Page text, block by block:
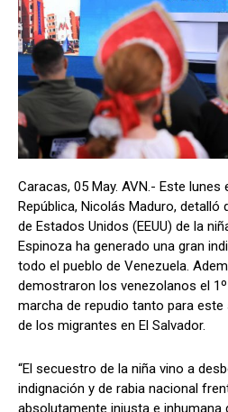
Caracas, 05 May. AVN.- Este lunes
República, Nicolás Maduro,
de Estados Unidos (EEUU) de la
Espinoza ha generado una gran
todo el pueblo de Venezuela.
demostraron los venezolanos el
marcha de repudio tanto para
de los migrantes en El Salvador.
“El secuestro de la niña vino a
indignación y de rabia nacional
absolutamente injusta e inhumana